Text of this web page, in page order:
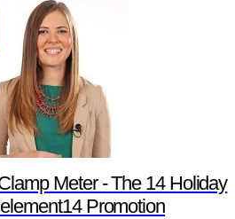
Meter - The 14 Holiday
Promotion